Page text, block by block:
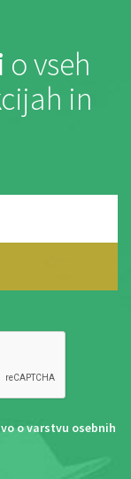
o vseh
in
o varstvu osebnih